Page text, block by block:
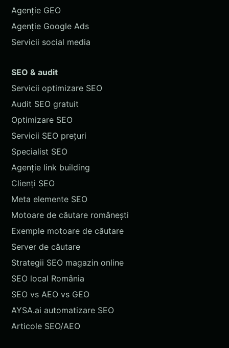
Agenție GEO
Agenție Google Ads
Servicii social media
SEO & audit
Servicii optimizare SEO
Audit SEO gratuit
Optimizare SEO
Servicii SEO prețuri
Specialist SEO
Agenție link building
Clienți SEO
Meta elemente SEO
Motoare de căutare românești
Exemple motoare de căutare
Server de căutare
Strategii SEO magazin online
SEO local România
SEO vs AEO vs GEO
AYSA.ai automatizare SEO
Articole SEO/AEO